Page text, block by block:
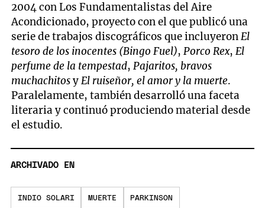
2004 con Los Fundamentalistas del Aire
Acondicionado, proyecto con el que publicó una
serie de trabajos discográficos que incluyeronEl
tesoro de los inocentes (Bingo Fuel),Porco Rex,El
perfume de la tempestad,Pajaritos, bravos
muchachitosyEl ruiseñor, el amor y la muerte.
Paralelamente, también desarrolló una faceta
literaria y continuó produciendo material desde
el estudio.
ARCHIVADO EN
INDIO SOLARI MUERTE PARKINSON